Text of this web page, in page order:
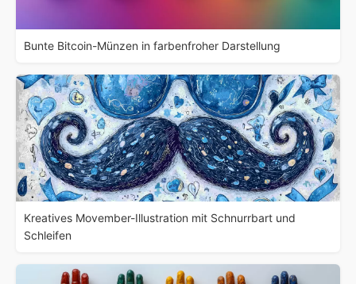
Bunte Bitcoin-Münzen in farbenfroher Darstellung
Kreatives Movember-Illustration mit Schnurrbart und
Schleifen